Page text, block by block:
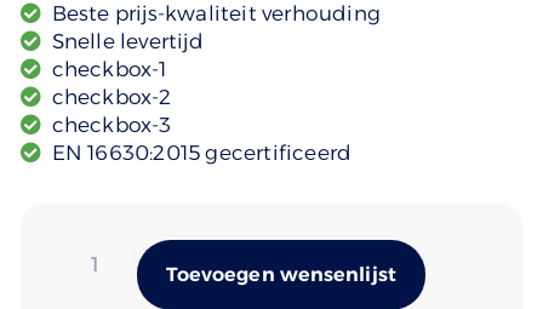
Beste prijs-kwaliteit verhouding
Snelle levertijd
checkbox-1
checkbox-2
checkbox-3
EN 16630:2015 gecertificeerd
Toevoegen wensenlijst